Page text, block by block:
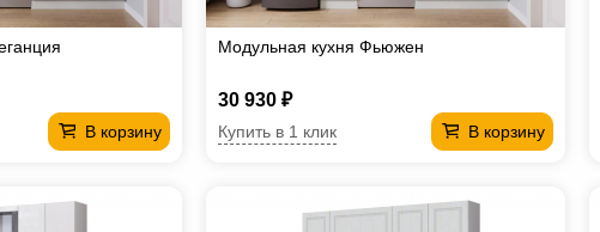
В корзину
Модульная кухня Фьюжен
30 930 ₽
В корзину
Купить в 1 клик